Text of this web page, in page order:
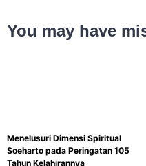
You may have
Menelusuri Dimensi Spiritual
Soeharto pada Peringatan 105
Tahun Kelahirannya